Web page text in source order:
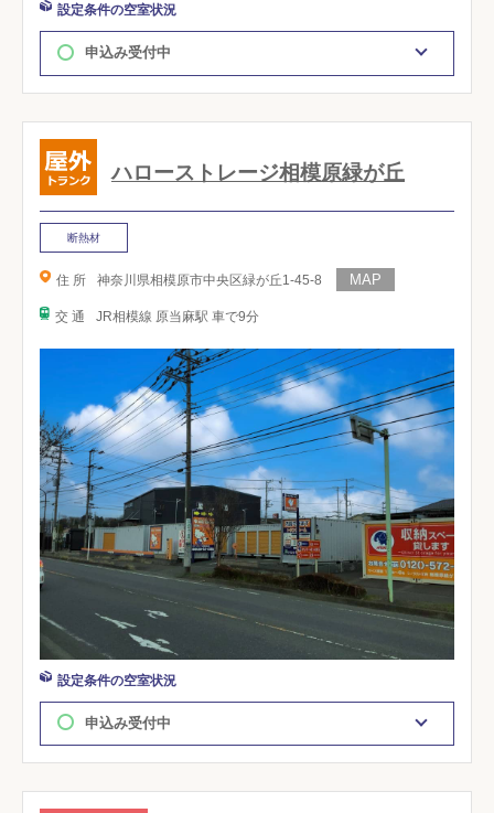
設定条件の空室状況
申込み受付中
ハローストレージ相模原緑が丘
断熱材
住 所 神奈川県相模原市中央区緑が丘1-45-8
交 通 JR相模線 原当麻駅 車で9分
設定条件の空室状況
申込み受付中